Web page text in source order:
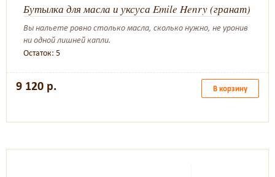
Бутылка для масла и уксуса Emile Henry (гранат)
Вы нальете ровно столько масла, сколько нужно, не уронив
ни одной лишней капли.
Остаток: 5
9 120 р. В корзину